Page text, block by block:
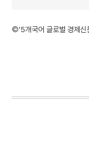
©'5개국어 글로벌 경제신